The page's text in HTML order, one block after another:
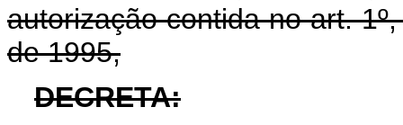
autorização contida no art.
de 1995,
DECRETA: